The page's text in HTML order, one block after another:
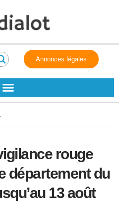
Annonces légales
rouge
département du
13 août